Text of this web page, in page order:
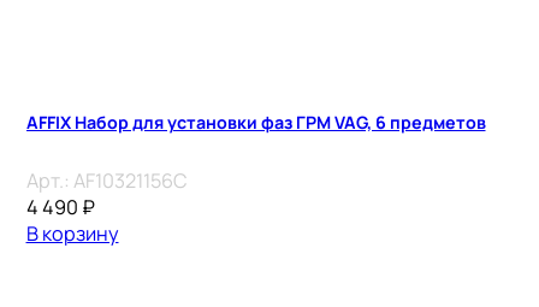
AFFIX Набор для установки фаз ГРМ VAG, 6 предметов
Арт.: AF10321156C
4 490 ₽
В корзину